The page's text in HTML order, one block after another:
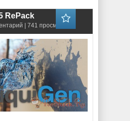
RePack
| 741 просмотров